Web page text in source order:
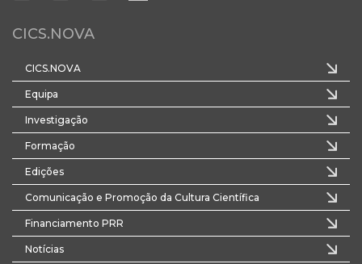
CICS.NOVA
CICS.NOVA
Equipa
Investigação
Formação
Edições
Comunicação e Promoção da Cultura Científica
Financiamento PRR
Notícias